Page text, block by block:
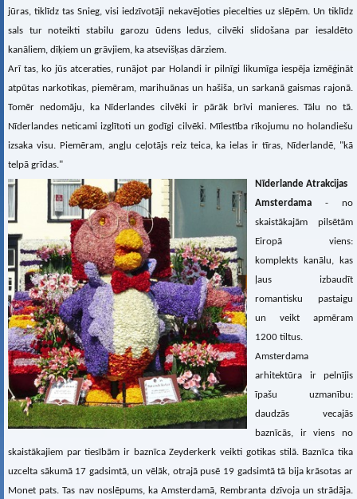
jūras, tiklīdz tas Snieg, visi iedzīvotāji nekavējoties piecelties uz slēpēm. Un tiklīdz
sals tur noteikti stabilu garozu ūdens ledus, cilvēki slidošana par iesaldēto
kanāliem, dīķiem un grāvjiem, ka atsevišķas dārziem.
Arī tas, ko jūs atceraties, runājot par Holandi ir pilnīgi likumīga iespēja izmēģināt
atpūtas narkotikas, piemēram, marihuānas un hašiša, un sarkanā gaismas rajonā.
Tomēr nedomāju, ka Nīderlandes cilvēki ir pārāk brīvi manieres. Tālu no tā.
Nīderlandes neticami izglītoti un godīgi cilvēki. Mīlestība rīkojumu no holandiešu
izsaka visu. Piemēram, angļu ceļotājs reiz teica, ka ielas ir tīras, Nīderlandē, "kā
telpā grīdas."
Nīderlande Atrakcijas
Amsterdama - no
skaistākajām pilsētām
Eiropā viens:
komplekts kanālu, kas
ļaus izbaudīt
romantisku pastaigu
un veikt apmēram
1200 tiltus.
Amsterdama
arhitektūra ir pelnījis
īpašu uzmanību:
daudzās vecajās
baznīcās, ir viens no
skaistākajiem par tiesībām ir baznīca Zeyderkerk veikti gotikas stilā. Baznīca tika
uzcelta sākumā 17 gadsimtā, un vēlāk, otrajā pusē 19 gadsimtā tā bija krāsotas ar
Monet pats. Tas nav noslēpums, ka Amsterdamā, Rembranta dzīvoja un strādāja.